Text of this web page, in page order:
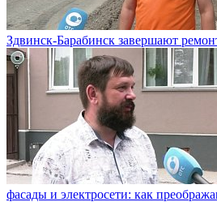
Здвинск-Барабинск завершают
фасады и электросети: как